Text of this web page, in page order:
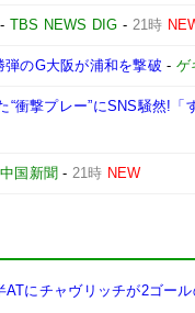
- TBS NEWS DIG - 21時
のG大阪が浦和を撃破 - ゲ
衝撃プレー”にSNS騒然!「
中国新聞 - 21時 NEW
にチャヴリッチが2ゴー